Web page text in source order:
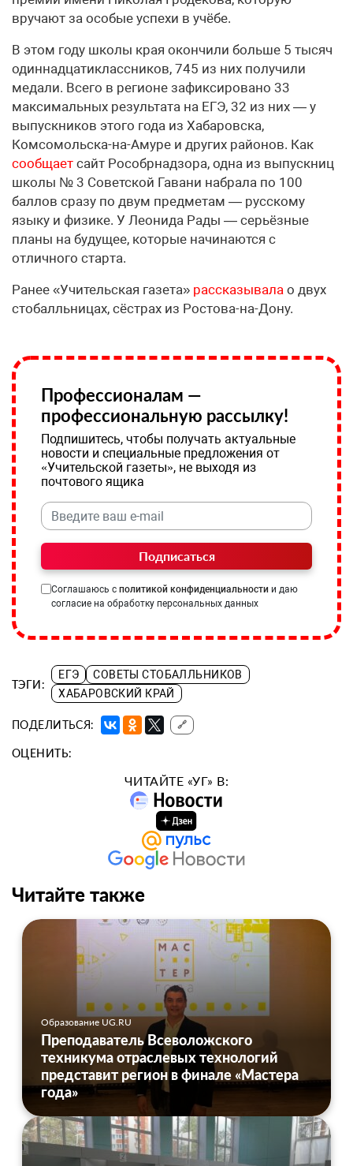
вручают за особые успехи в учёбе.
В этом году школы края окончили больше 5 тысяч
одиннадцатиклассников, 745 из них получили
медали. Всего в регионе зафиксировано 33
максимальных результата на ЕГЭ, 32 из них — у
выпускников этого года из Хабаровска,
Комсомольска-на-Амуре и других районов. Как
сообщает сайт Рособрнадзора, одна из выпускниц
школы № 3 Советской Гавани набрала по 100
баллов сразу по двум предметам — русскому
языку и физике. У Леонида Рады — серьёзные
планы на будущее, которые начинаются с
отличного старта.
Ранее «Учительская газета» рассказывала о двух
стобалльницах, сёстрах из Ростова-на-Дону.
Профессионалам —
профессиональную рассылку!
Подпишитесь, чтобы получать актуальные
новости и специальные предложения от
«Учительской газеты», не выходя из
почтового ящика
Подписаться
Соглашаюсь с политикой конфиденциальности и даю
согласие на обработку персональных данных
ТЭГИ:
ЕГЭ
СОВЕТЫ СТОБАЛЛЬНИКОВ
ХАБАРОВСКИЙ КРАЙ
ПОДЕЛИТЬСЯ: 🔗
ОЦЕНИТЬ:
ЧИТАЙТЕ «УГ» В:
Читайте также
Образование UG.RU
Преподаватель Всеволожского
техникума отраслевых технологий
представит регион в финале «Мастера
года»